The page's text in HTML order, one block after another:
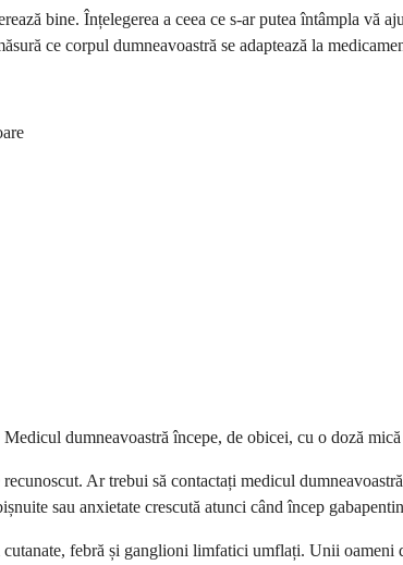
bine. Înțelegerea a ceea ce s-ar putea întâmpla vă
ce corpul dumneavoastră se adaptează la
dumneavoastră începe, de obicei, cu o doză
Ar trebui să contactați medicul
sau anxietate crescută atunci când încep
febră și ganglioni limfatici umflați. Unii